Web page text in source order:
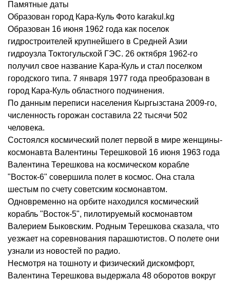
Памятные даты
Образован город Кара-Куль Фото karakul.kg
Образован 16 июня 1962 года как поселок
гидростроителей крупнейшего в Средней Азии
гидроузла Токтогульской ГЭС. 26 октября 1962-го
получил свое название Kapа-Куль и стал поселком
городского типа. 7 января 1977 года преобразован в
город Кара-Куль областного подчинения.
По данным переписи населения Кыргызстана 2009-го,
численность горожан составила 22 тысячи 502
человека.
Состоялся космический полет первой в мире женщины-
космонавта Валентины Терешковой 16 июня 1963 года
Валентина Терешкова на космическом корабле
"Восток-6" совершила полет в космос. Она стала
шестым по счету советским космонавтом.
Одновременно на орбите находился космический
корабль "Восток-5", пилотируемый космонавтом
Валерием Быковским. Родным Терешкова сказала, что
уезжает на соревнования парашютистов. О полете они
узнали из новостей по радио.
Несмотря на тошноту и физический дискомфорт,
Валентина Терешкова выдержала 48 оборотов вокруг